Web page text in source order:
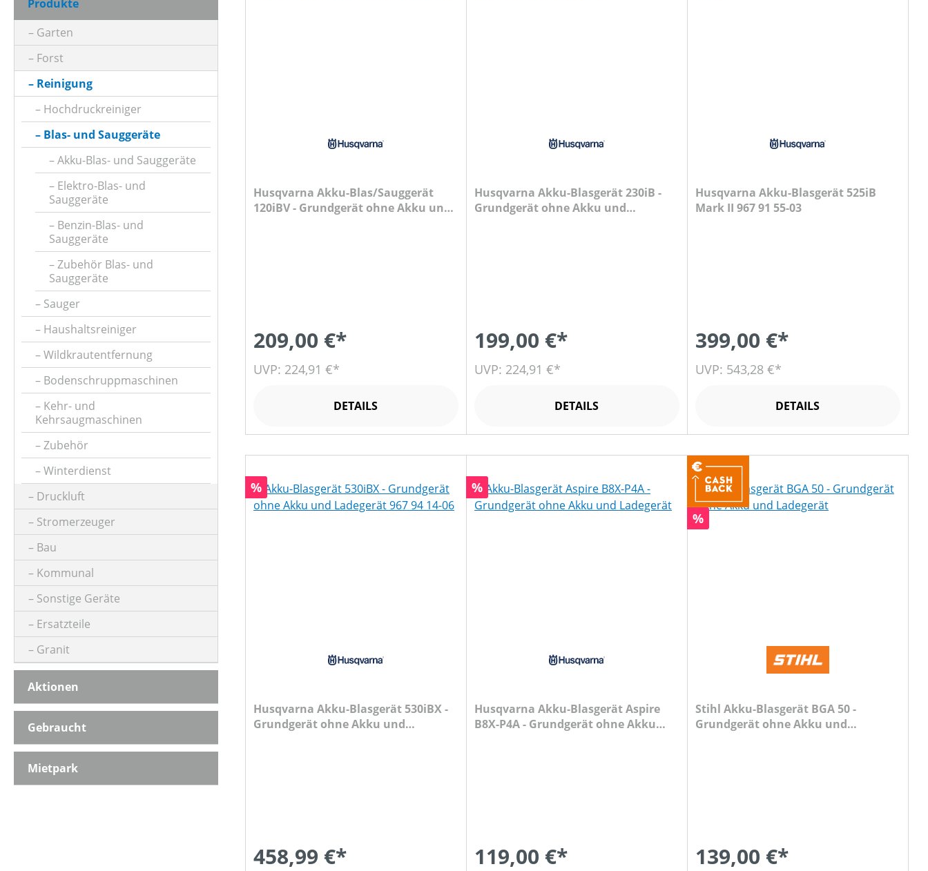
ARBEITSSTUFENANZAHL
ARBEITSZEIT (IN MIN)
BETRIEBSART
FANGSACKVOLUMEN MAX (IN L)
FARBE (GERÄT)
GESCHWINDIGKEIT MAX (IN KM/H)
HUBRAUM (IN CM³)
KLASSIFIZIERUNG
LUFTGESCHWINDIGKEIT (IN M/S)
LUFTVOLUMEN (IN M³/H)
MOTORLEISTUNG (IN UMDREHUNGEN/MIN)
MOTORLEISTUNG (IN KW)
MOTORTYP (HERSTELLERBEZEICHNUNG)
NENNSPANNUNG (IN V)
PRODUKTTYP
Produkte
Garten
Forst
Reinigung
Hochdruckreiniger
Blas- und Sauggeräte
Akku-Blas- und Sauggeräte
Elektro-Blas- und
Sauggeräte
Benzin-Blas- und
Sauggeräte
Zubehör Blas- und
Sauggeräte
Sauger
Haushaltsreiniger
Wildkrautentfernung
Bodenschruppmaschinen
Kehr- und
Kehrsaugmaschinen
Zubehör
Winterdienst
Druckluft
Stromerzeuger
Bau
Kommunal
Sonstige Geräte
Ersatzteile
Granit
Aktionen
Gebraucht
Mietpark
Husqvarna Akku-Blas/Sauggerät
120iBV - Grundgerät ohne Akku und
209,00 €*
UVP: 224,91 €*
DETAILS
Husqvarna Akku-Blasgerät 230iB -
Grundgerät ohne Akku und
199,00 €*
UVP: 224,91 €*
DETAILS
Husqvarna Akku-Blasgerät 525iB
Mark II 967 91 55-03
399,00 €*
UVP: 543,28 €*
DETAILS
Rabatt
%
Husqvarna Akku-Blasgerät 530iBX -
Grundgerät ohne Akku und
458,99 €*
Rabatt
%
Husqvarna Akku-Blasgerät Aspire
B8X-P4A - Grundgerät ohne Akku
119,00 €*
Rabatt
%
Stihl Akku-Blasgerät BGA 50 -
Grundgerät ohne Akku und
139,00 €*